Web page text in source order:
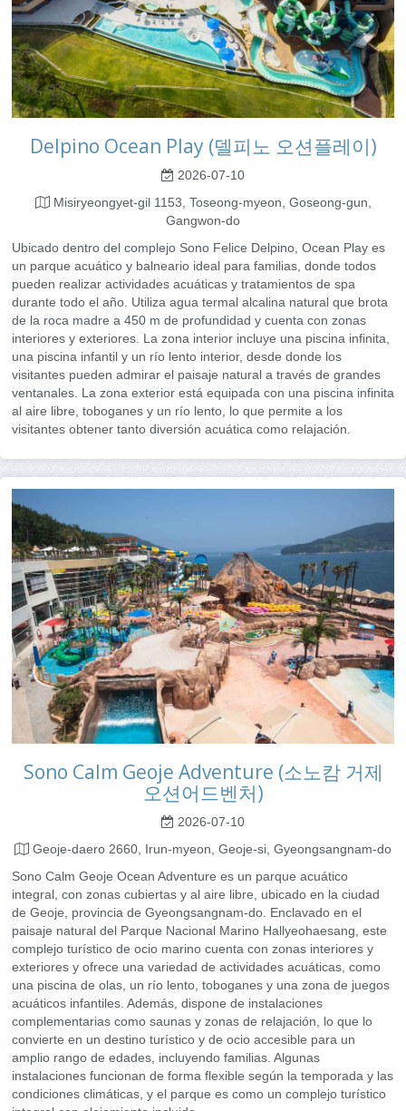
Delpino Ocean Play (델피노 오션플레이)
2026-07-10
Misiryeongyet-gil 1153, Toseong-myeon, Goseong-gun,
Gangwon-do
Ubicado dentro del complejo Sono Felice Delpino, Ocean Play es
un parque acuático y balneario ideal para familias, donde todos
pueden realizar actividades acuáticas y tratamientos de spa
durante todo el año. Utiliza agua termal alcalina natural que brota
de la roca madre a 450 m de profundidad y cuenta con zonas
interiores y exteriores. La zona interior incluye una piscina infinita,
una piscina infantil y un río lento interior, desde donde los
visitantes pueden admirar el paisaje natural a través de grandes
ventanales. La zona exterior está equipada con una piscina infinita
al aire libre, toboganes y un río lento, lo que permite a los
visitantes obtener tanto diversión acuática como relajación.
Sono Calm Geoje Adventure (소노캄 거제
오션어드벤처)
2026-07-10
Geoje-daero 2660, Irun-myeon, Geoje-si, Gyeongsangnam-do
Sono Calm Geoje Ocean Adventure es un parque acuático
integral, con zonas cubiertas y al aire libre, ubicado en la ciudad
de Geoje, provincia de Gyeongsangnam-do. Enclavado en el
paisaje natural del Parque Nacional Marino Hallyeohaesang, este
complejo turístico de ocio marino cuenta con zonas interiores y
exteriores y ofrece una variedad de actividades acuáticas, como
una piscina de olas, un río lento, toboganes y una zona de juegos
acuáticos infantiles. Además, dispone de instalaciones
complementarias como saunas y zonas de relajación, lo que lo
convierte en un destino turístico y de ocio accesible para un
amplio rango de edades, incluyendo familias. Algunas
instalaciones funcionan de forma flexible según la temporada y las
condiciones climáticas, y el parque es como un complejo turístico